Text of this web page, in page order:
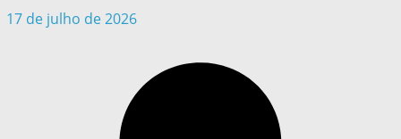
17 de julho de 2026